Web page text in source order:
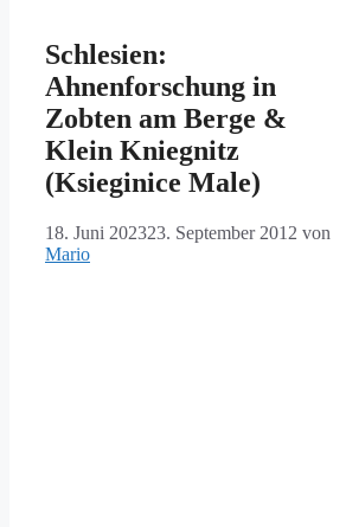
Schlesien:
Ahnenforschung in
Zobten am Berge &
Klein Kniegnitz
(Ksieginice Male)
18. Juni 202323. September 2012 von
Mario